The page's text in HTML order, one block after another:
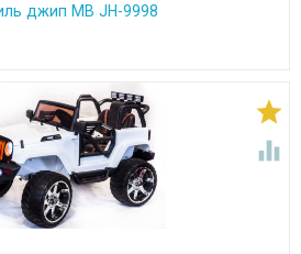
джип MB JH-9998

